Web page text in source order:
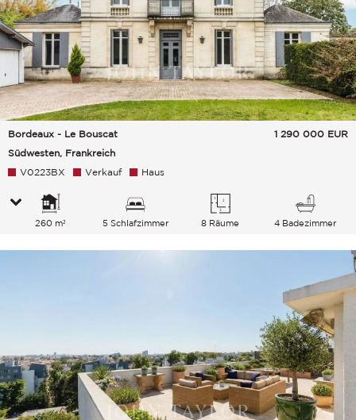
Bordeaux - Le Bouscat
Südwesten, Frankreich
1 290 000 EUR
V0223BX Verkauf Haus
260 m² 5 Schlafzimmer 8 Räume 4 Badezimmer